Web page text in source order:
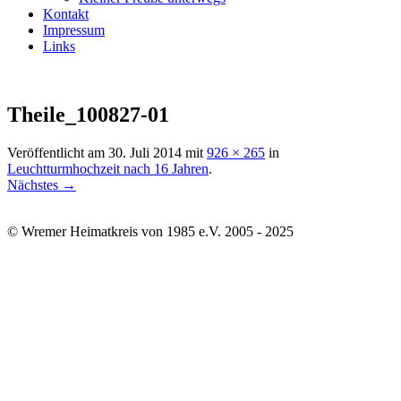
Kontakt
Impressum
Links
Theile_100827-01
Veröffentlicht am 30. Juli 2014 mit 926 × 265 in
Leuchtturmhochzeit nach 16 Jahren.
Nächstes →
© Wremer Heimatkreis von 1985 e.V. 2005 - 2025